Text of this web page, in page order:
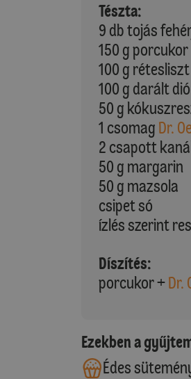
Tészta:
9 db tojás
150 g porcukor
100 g rétesliszt
100 g darált dió
50 g
1 csomag Dr.
2 csapott
50 g margarin
50 g mazsola
csipet só
ízlés szerint
Díszítés:
porcukor +Dr.
Ezekben a
Édes